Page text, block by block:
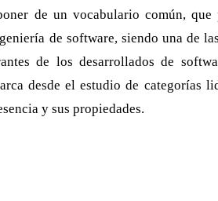
de un vocabulario común,
de software, siendo una de
de los desarrollados de
desde el estudio de categorías
y sus propiedades.